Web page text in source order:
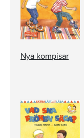
Nya kompisar